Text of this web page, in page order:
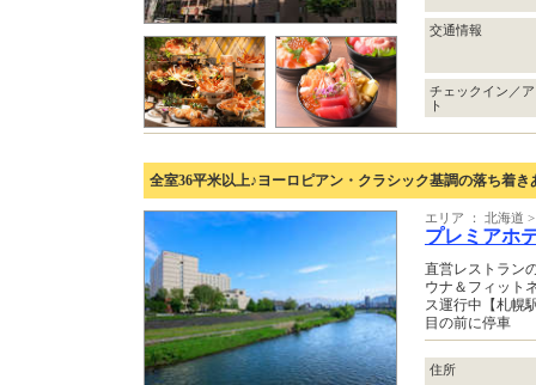
交通情報
チェックイン／
ト
全室36平米以上♪ヨーロピアン・クラシック基調の落ち着き
エリア ： 北海道
プレミアホ
直営レストラン
ウナ＆フィット
ス運行中【札幌
目の前に停車
住所